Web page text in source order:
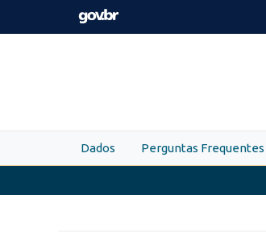
Skip to main content
Dados Perguntas Frequentes